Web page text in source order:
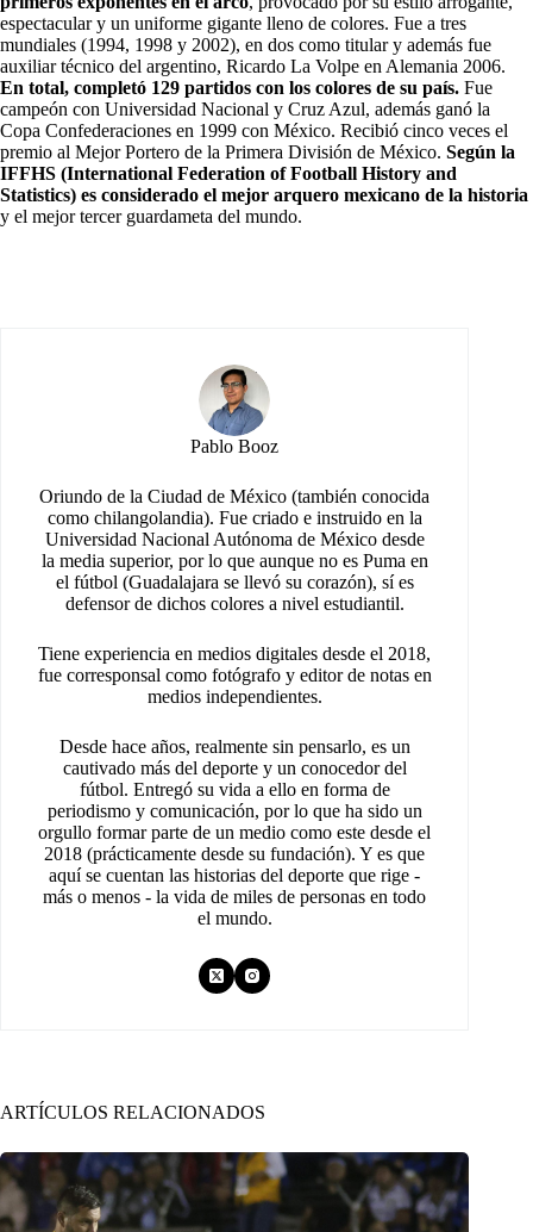
espectacular y un uniforme gigante lleno de colores. Fue a tres
mundiales (1994, 1998 y 2002), en dos como titular y además fue
auxiliar técnico del argentino, Ricardo La Volpe en Alemania 2006.
En total, completó 129 partidos con los colores de su país. Fue
campeón con Universidad Nacional y Cruz Azul, además ganó la
Copa Confederaciones en 1999 con México. Recibió cinco veces el
premio al Mejor Portero de la Primera División de México. Según la
IFFHS (International Federation of Football History and
Statistics) es considerado el mejor arquero mexicano de la historia
y el mejor tercer guardameta del mundo.
Pablo Booz
Oriundo de la Ciudad de México (también conocida
como chilangolandia). Fue criado e instruido en la
Universidad Nacional Autónoma de México desde
la media superior, por lo que aunque no es Puma en
el fútbol (Guadalajara se llevó su corazón), sí es
defensor de dichos colores a nivel estudiantil.
Tiene experiencia en medios digitales desde el 2018,
fue corresponsal como fotógrafo y editor de notas en
medios independientes.
Desde hace años, realmente sin pensarlo, es un
cautivado más del deporte y un conocedor del
fútbol. Entregó su vida a ello en forma de
periodismo y comunicación, por lo que ha sido un
orgullo formar parte de un medio como este desde el
2018 (prácticamente desde su fundación). Y es que
aquí se cuentan las historias del deporte que rige -
más o menos - la vida de miles de personas en todo
el mundo.
ARTÍCULOS RELACIONADOS